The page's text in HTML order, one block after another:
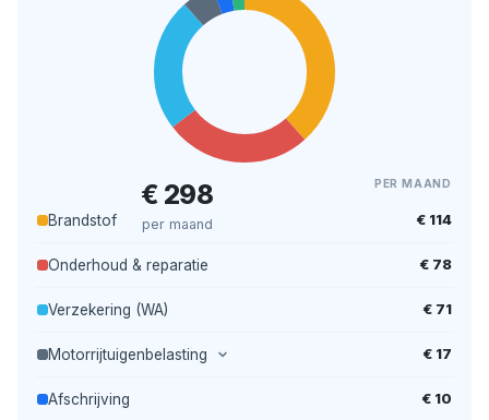
€ 298
per maand
PER MAAND
Brandstof € 114
Onderhoud & reparatie € 78
Verzekering (WA) € 71
Motorrijtuigenbelasting € 17
Afschrijving € 10